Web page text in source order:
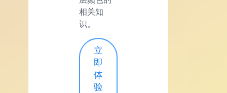
相关知
识。
立
即
体
验